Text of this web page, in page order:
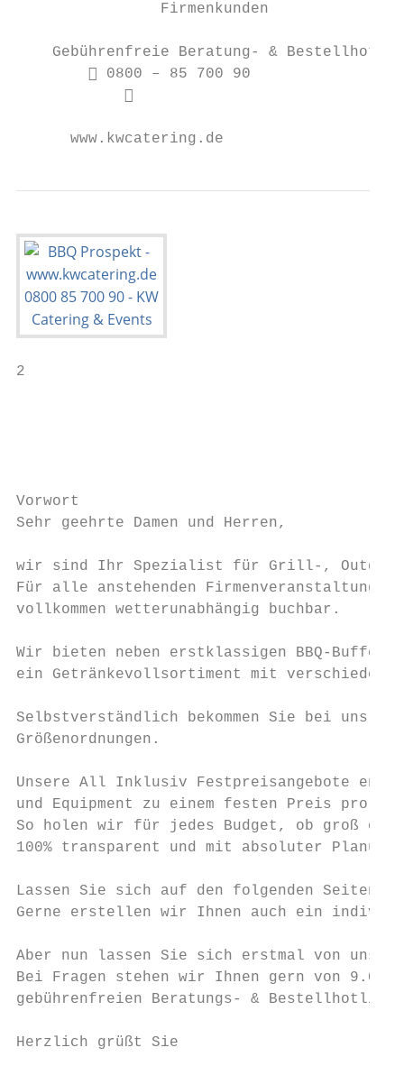
                Firmenkunden
Gebührenfreie Beratung- &
         0800 – 85 700 90
            
www.kwcatering.de
2
Vorwort
Sehr geehrte Damen und Herren,
wir sind Ihr Spezialist für Grill-,
Für alle anstehenden
vollkommen wetterunabhängig buchbar.
Wir bieten neben erstklassigen BBQ-
ein Getränkevollsortiment mit
Selbstverständlich bekommen Sie bei uns
Größenordnungen.
Unsere All Inklusiv Festpreisangebote
und Equipment zu einem festen Preis pro
So holen wir für jedes Budget, ob groß
100% transparent und mit absoluter
Lassen Sie sich auf den folgenden Seiten
Gerne erstellen wir Ihnen auch ein
Aber nun lassen Sie sich erstmal von
Bei Fragen stehen wir Ihnen gern von 9.00
gebührenfreien Beratungs- & Bestellhotline
Herzlich grüßt Sie